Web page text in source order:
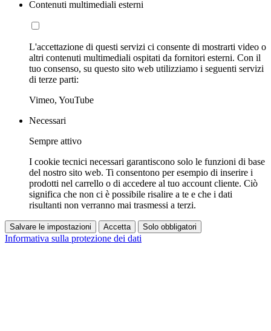
Contenuti multimediali esterni
L'accettazione di questi servizi ci consente di mostrarti video o
altri contenuti multimediali ospitati da fornitori esterni. Con il
tuo consenso, su questo sito web utilizziamo i seguenti servizi
di terze parti:
Vimeo, YouTube
Necessari
Sempre attivo
I cookie tecnici necessari garantiscono solo le funzioni di base
del nostro sito web. Ti consentono per esempio di inserire i
prodotti nel carrello o di accedere al tuo account cliente. Ciò
significa che non ci è possibile risalire a te e che i dati
risultanti non verranno mai trasmessi a terzi.
Salvare le impostazioni Accetta Solo obbligatori
Informativa sulla protezione dei dati